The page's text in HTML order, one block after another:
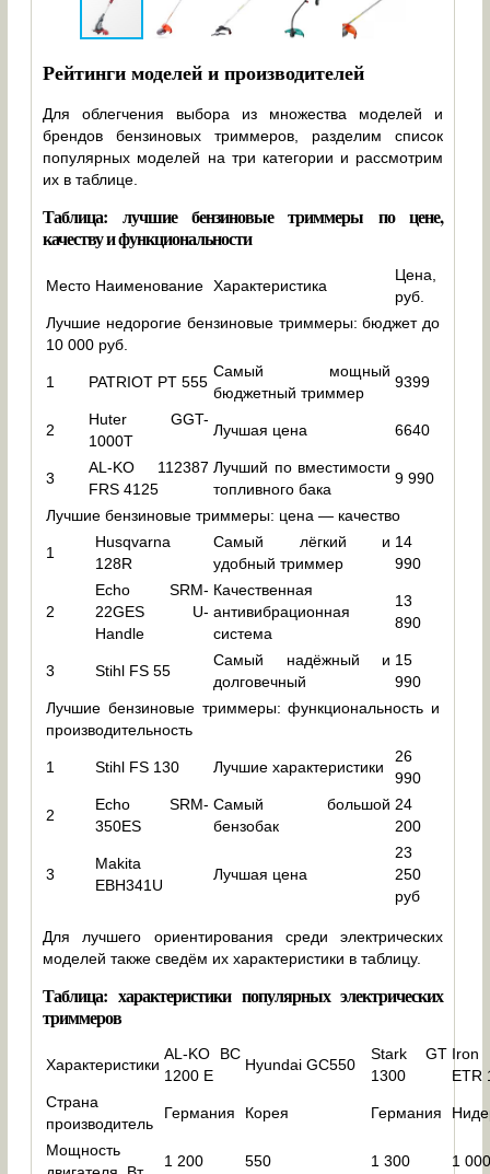
Рейтинги моделей и производителей
Для облегчения выбора из множества моделей и
брендов бензиновых триммеров, разделим список
популярных моделей на три категории и рассмотрим
их в таблице.
Таблица: лучшие бензиновые триммеры по цене,
качеству и функциональности
Место Наименование Характеристика
Цена,
руб.
Лучшие недорогие бензиновые триммеры: бюджет до
10 000 руб.
1 PATRIOT PT 555
Самый мощный
бюджетный триммер
9399
2
Huter GGT-
1000T
Лучшая цена 6640
3
AL-KO 112387
FRS 4125
Лучший по вместимости
топливного бака
9 990
Лучшие бензиновые триммеры: цена — качество
1
Husqvarna
128R
Самый лёгкий и
удобный триммер
14
990
2
Echo SRM-
22GES U-
Handle
Качественная
антивибрационная
система
13
890
3 Stihl FS 55
Самый надёжный и
долговечный
15
990
Лучшие бензиновые триммеры: функциональность и
производительность
1 Stihl FS 130 Лучшие характеристики
26
990
2
Echo SRM-
350ES
Самый большой
бензобак
24
200
3
Makita
EBH341U
Лучшая цена
23
250
руб
Для лучшего ориентирования среди электрических
моделей также сведём их характеристики в таблицу.
Таблица: характеристики популярных электрических
триммеров
Характеристики
AL-KO BC
1200 E
Hyundai GC550
Stark GT
1300
ETR
Страна
производитель
Германия Корея Германия
Мощность
1 200 550 1 300 1